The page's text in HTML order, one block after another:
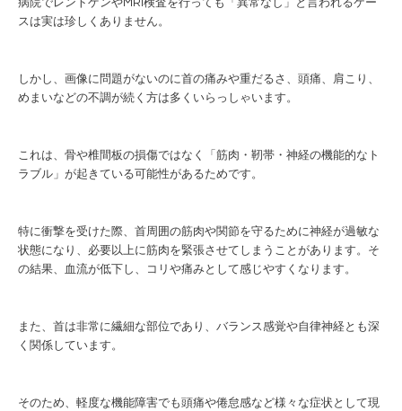
病院でレントゲンやMRI検査を行っても「異常なし」と言われるケー
スは実は珍しくありません。
しかし、画像に問題がないのに首の痛みや重だるさ、頭痛、肩こり、
めまいなどの不調が続く方は多くいらっしゃいます。
これは、骨や椎間板の損傷ではなく「筋肉・靭帯・神経の機能的なト
ラブル」が起きている可能性があるためです。
特に衝撃を受けた際、首周囲の筋肉や関節を守るために神経が過敏な
状態になり、必要以上に筋肉を緊張させてしまうことがあります。そ
の結果、血流が低下し、コリや痛みとして感じやすくなります。
また、首は非常に繊細な部位であり、バランス感覚や自律神経とも深
く関係しています。
そのため、軽度な機能障害でも頭痛や倦怠感など様々な症状として現